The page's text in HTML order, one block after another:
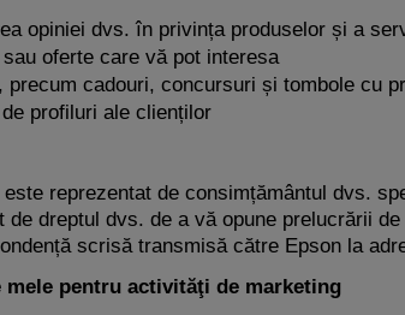
opiniei dvs. în privința produselor și a
oferte care vă pot interesa
cadouri, concursuri și tombole cu
profiluri ale clienților
reprezentat de consimțământul dvs.
de dreptul dvs. de a vă opune prelucrării
scrisă transmisă către Epson la
pentru activităţi de marketing